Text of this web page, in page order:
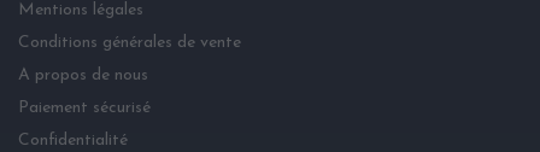
Mentions légales
Conditions générales de vente
A propos de nous
Paiement sécurisé
Confidentialité